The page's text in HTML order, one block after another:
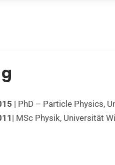
| PhD – Particle Physics,
| MSc Physik, Universität